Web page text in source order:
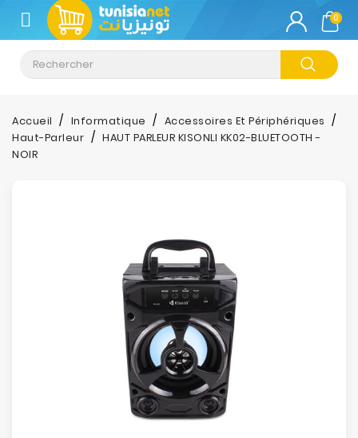
CATÉGORIE
Climatisation
Informatique
Téléphonie
0
Accueil Informatique
Accessoires Et Périphériques
Haut-Parleur
HAUT PARLEUR KISONLI KK02-BLUETOOTH -
NOIR